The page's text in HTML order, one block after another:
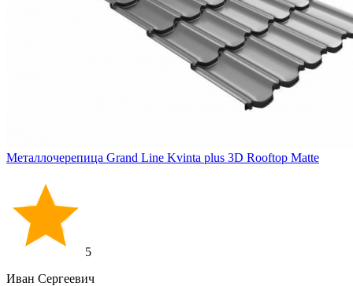
Металлочерепица Grand Line Kvinta plus 3D Rooftop Matte
5
Иван Cергеевич